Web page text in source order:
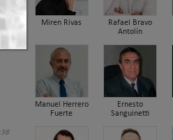
Miren Rivas
Rafael Bravo
Antolín
Manuel Herrero
Fuerte
Ernesto
Sanguinetti